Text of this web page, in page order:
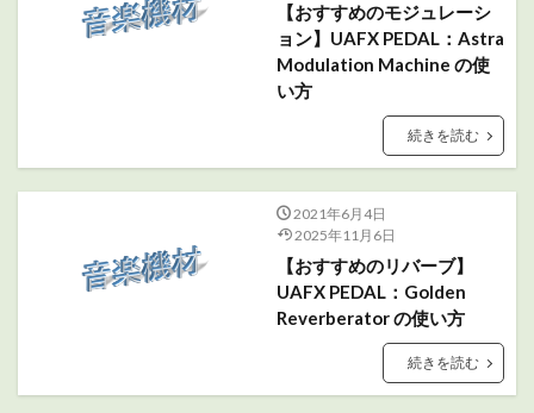
【おすすめのモジュレーシ
ョン】UAFX PEDAL：Astra
Modulation Machine の使
い方
続きを読む
2021年6月4日
2025年11月6日
【おすすめのリバーブ】
UAFX PEDAL：Golden
Reverberator の使い方
続きを読む